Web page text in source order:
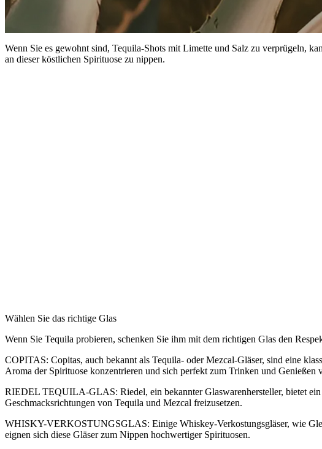
Wenn Sie es gewohnt sind, Tequila-Shots mit Limette und Salz zu verprügeln,
an dieser köstlichen Spirituose zu nippen.
Wählen Sie das richtige Glas
Wenn Sie Tequila probieren, schenken Sie ihm mit dem richtigen Glas den
COPITAS: Copitas, auch bekannt als Tequila- oder Mezcal-Gläser, sind eine
Aroma der Spirituose konzentrieren und sich perfekt zum Trinken und Genießen
RIEDEL TEQUILA-GLAS: Riedel, ein bekannter Glaswarenhersteller, bietet ein
Geschmacksrichtungen von Tequila und Mezcal freizusetzen.
WHISKY-VERKOSTUNGSGLAS: Einige Whiskey-Verkostungsgläser, wie
eignen sich diese Gläser zum Nippen hochwertiger Spirituosen.